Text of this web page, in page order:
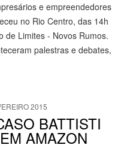
e empreendedores
no Rio Centro, das 14h
de Limites - Novos Rumos.
palestras e debates,
2015
BATTISTI
AMAZON